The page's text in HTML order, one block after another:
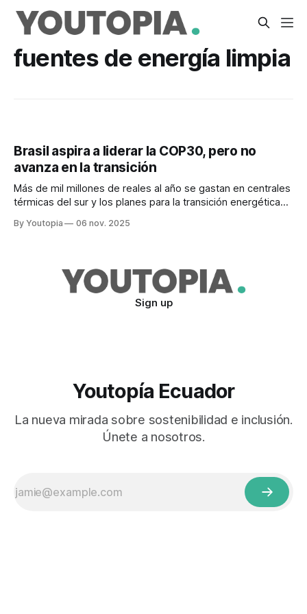
fuentes de energía limpia
Brasil aspira a liderar la COP30, pero no
avanza en la transición
Más de mil millones de reales al año se gastan en centrales
térmicas del sur y los planes para la transición energética
contaminante.
By Youtopia 06 nov. 2025
Sign up
Youtopía Ecuador
La nueva mirada sobre sostenibilidad e inclusión.
Únete a nosotros.